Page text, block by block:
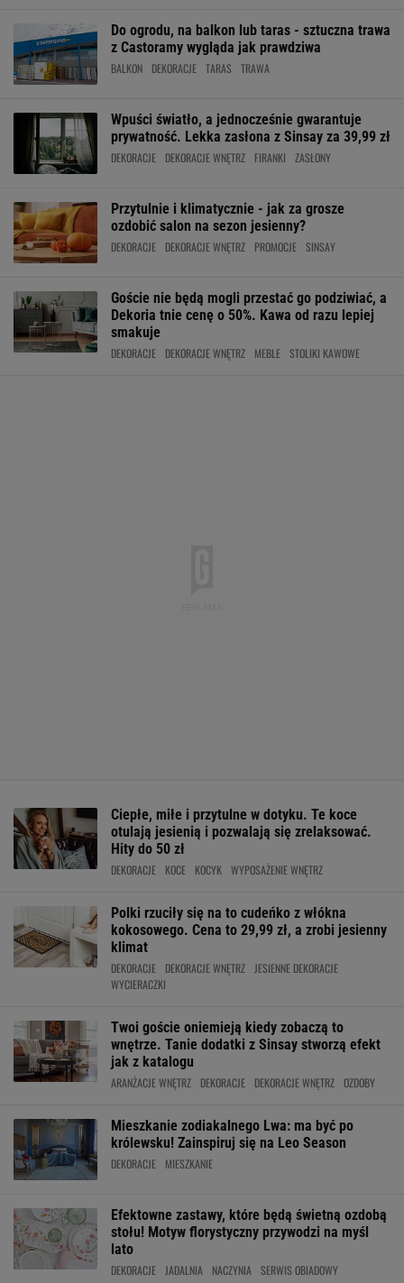
Do ogrodu, na balkon lub taras - sztuczna trawa
z Castoramy wygląda jak prawdziwa
BALKON DEKORACJE TARAS TRAWA
Wpuści światło, a jednocześnie gwarantuje
prywatność. Lekka zasłona z Sinsay za 39,99 zł
DEKORACJE DEKORACJE WNĘTRZ FIRANKI ZASŁONY
Przytulnie i klimatycznie - jak za grosze
ozdobić salon na sezon jesienny?
DEKORACJE DEKORACJE WNĘTRZ PROMOCJE SINSAY
Goście nie będą mogli przestać go podziwiać, a
Dekoria tnie cenę o 50%. Kawa od razu lepiej
smakuje
DEKORACJE DEKORACJE WNĘTRZ MEBLE STOLIKI KAWOWE
Ciepłe, miłe i przytulne w dotyku. Te koce
otulają jesienią i pozwalają się zrelaksować.
Hity do 50 zł
DEKORACJE KOCE KOCYK WYPOSAŻENIE WNĘTRZ
Polki rzuciły się na to cudeńko z włókna
kokosowego. Cena to 29,99 zł, a zrobi jesienny
klimat
DEKORACJE DEKORACJE WNĘTRZ
JESIENNE DEKORACJE
WYCIERACZKI
Twoi goście oniemieją kiedy zobaczą to
wnętrze. Tanie dodatki z Sinsay stworzą efekt
jak z katalogu
ARANŻACJE WNĘTRZ DEKORACJE DEKORACJE WNĘTRZ OZDOBY
Mieszkanie zodiakalnego Lwa: ma być po
królewsku! Zainspiruj się na Leo Season
DEKORACJE MIESZKANIE
Efektowne zastawy, które będą świetną ozdobą
stołu! Motyw florystyczny przywodzi na myśl
lato
DEKORACJE JADALNIA NACZYNIA SERWIS OBIADOWY